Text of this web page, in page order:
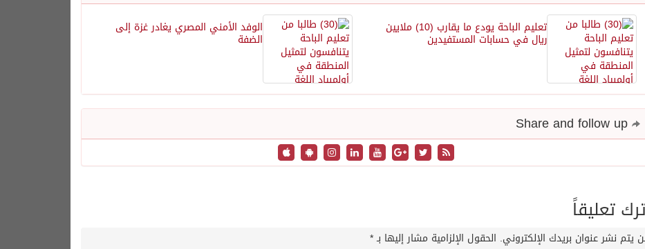
الوفد الأمني المصري يغادر غزة إلى
الضفة
تعليم الباحة يودع ما يقارب (10) ملايين
ريال في حسابات المستفيدين
تعليقاً
يتم نشر عنوان بريدك الإلكتروني. الحقول الإلزامية مشار إليها بـ*